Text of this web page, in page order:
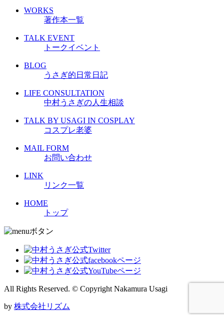
WORKS
著作本一覧
TALK EVENT
トークイベント
BLOG
うさぎ的日常日記
LIFE CONSULTATION
中村うさぎの人生相談
TALK BY USAGI IN COSPLAY
コスプレ老婆
MAIL FORM
お問い合わせ
LINK
リンク一覧
HOME
トップ
All Rights Reserved. © Copyright Nakamura Usagi
by 株式会社リズム